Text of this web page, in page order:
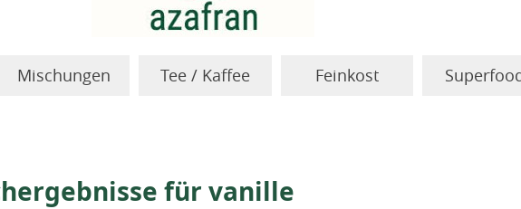
Mischungen Tee / Kaffee Feinkost
für vanille